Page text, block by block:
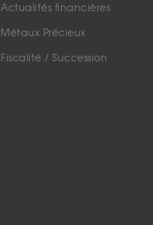
Actualités financières
Métaux Précieux
Fiscalité / Succession